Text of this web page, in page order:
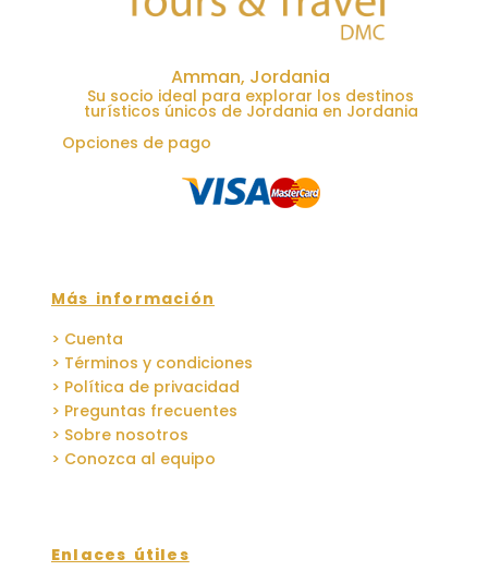
Amman, Jordania
Su socio ideal para explorar los destinos
turísticos únicos de Jordania en Jordania
Opciones de pago
Más información
> Cuenta
> Términos y condiciones
> Política de privacidad
> Preguntas frecuentes
> Sobre nosotros
> Conozca al equipo
Enlaces útiles